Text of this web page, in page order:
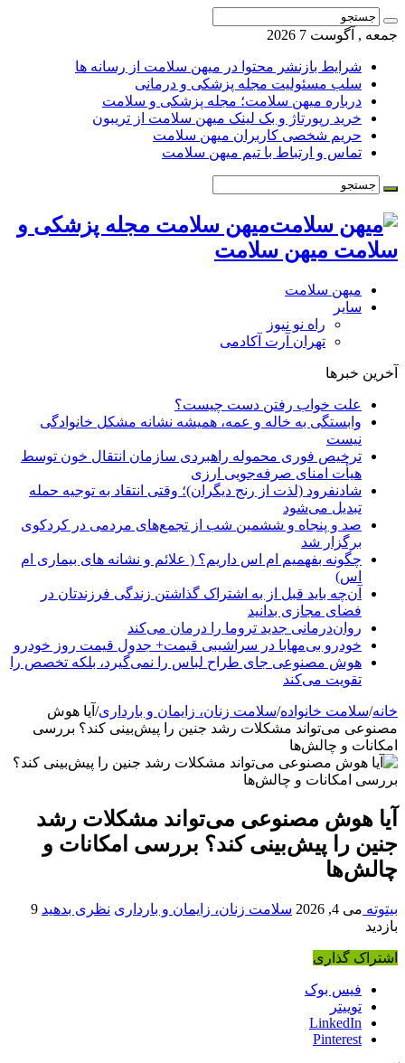
جمعه , آگوست 7 2026
شرایط بازنشر محتوا در میهن سلامت از رسانه ها
سلب مسئولیت مجله پزشکی و درمانی
درباره میهن سلامت؛ مجله پزشکی و سلامت
خرید رپورتاژ و بک لینک میهن سلامت از تریبون
حریم شخصی کاربران میهن سلامت
تماس و ارتباط با تیم میهن سلامت
میهن سلامت مجله پزشکی و
سلامت میهن سلامت
میهن سلامت
سایر
راه نو نیوز
تهران آرت آکادمی
آخرین خبرها
علت خواب رفتن دست چیست؟
وابستگی به خاله و عمه، همیشه نشانه مشکل خانوادگی
نیست
ترخیص فوری محموله راهبردی سازمان انتقال خون توسط
هیأت امنای صرفه‌جویی ارزی
شادنفرود (لذت از رنج دیگران)؛ وقتی انتقاد به توجیه حمله
تبدیل می‌شود
صد و پنجاه‌ و ششمین شب از تجمع‌های مردمی در کردکوی
برگزار شد
چگونه بفهمیم ام اس داریم؟ ( علائم و نشانه های بیماری ام
اس)
آن‌چه باید قبل از به اشتراک گذاشتن زندگی فرزندتان در
فضای مجازی بدانید
روان‌درمانی جدید تروما را درمان می‌کند
خودرو بی‌مهابا در سراشیبی قیمت+ جدول قیمت روز خودرو
هوش مصنوعی جای طراح لباس را نمی‌گیرد، بلکه تخصص را
تقویت می‌کند
خانه/سلامت خانواده/سلامت زنان، زایمان و بارداری/ آیا هوش
مصنوعی می‌تواند مشکلات رشد جنین را پیش‌بینی کند؟ بررسی
امکانات و چالش‌ها
آیا هوش مصنوعی می‌تواند مشکلات رشد
جنین را پیش‌بینی کند؟ بررسی امکانات و
چالش‌ها
بیتوته می 4, 2026 سلامت زنان، زایمان و بارداری نظری بدهید 9
بازدید
اشتراک گذاری
فیس بوک
توییتر
LinkedIn
Pinterest